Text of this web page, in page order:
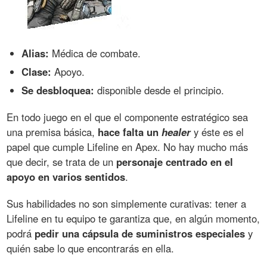
Alias: Médica de combate.
Clase: Apoyo.
Se desbloquea: disponible desde el principio.
En todo juego en el que el componente estratégico sea
una premisa básica, hace falta unhealery éste es el
papel que cumple Lifeline en Apex. No hay mucho más
que decir, se trata de un personaje centrado en el
apoyo en varios sentidos.
Sus habilidades no son simplemente curativas: tener a
Lifeline en tu equipo te garantiza que, en algún momento,
podrá pedir una cápsula de suministros especiales y
quién sabe lo que encontrarás en ella.